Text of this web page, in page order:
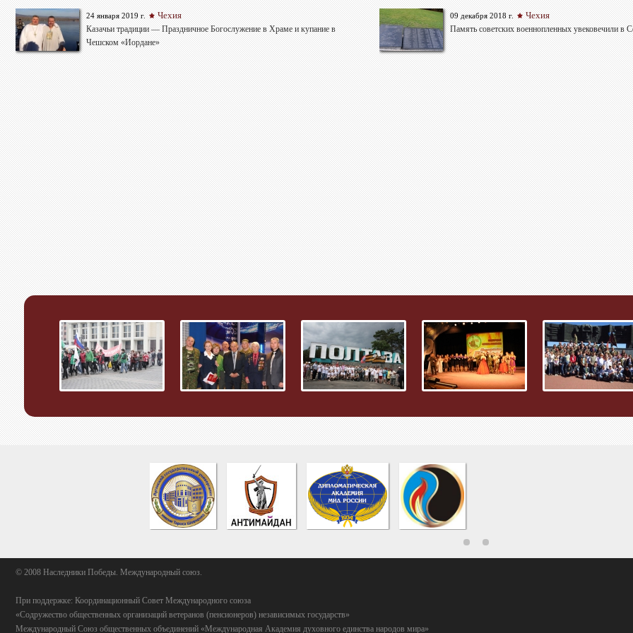
24 января 2019 г. Чехия
Казачьи традиции — Праздничное Богослужение в Храме и купание в
Чешском «Иордане»
09 декабря 2018 г. Чехия
Память советских военнопленных увековечили в
© 2008 Наследники Победы. Международный союз.
При поддержке: Координационный Совет Международного союза
«Содружество общественных организаций ветеранов (пенсионеров) независимых государств»
Международный Союз общественных объединений «Международная Академия духовного единства народов мира»